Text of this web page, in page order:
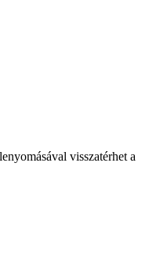
visszatérhet a